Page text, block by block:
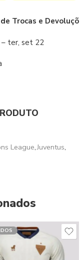
Trocas e
– ter, set 22
League,Juventus,